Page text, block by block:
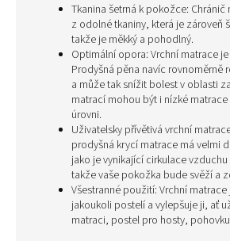
Tkanina šetrná k pokožce:
z odolné tkaniny, která je zároveň
takže je měkký a pohodlný.
Optimální opora: Vrchní matrace
Prodyšná pěna navíc rovnoměrně
a může tak snížit bolest v oblasti
matrací mohou být i nízké
úrovni.
Uživatelsky přívětivá vrchní
prodyšná krycí matrace má velmi
jako je vynikající cirkulace
takže vaše pokožka bude svěží a
Všestranné použití: Vrchní
jakoukoli postelí a vylepšuje ji, ať
matraci, postel pro hosty,